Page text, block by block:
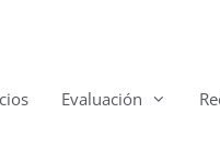
Evaluación